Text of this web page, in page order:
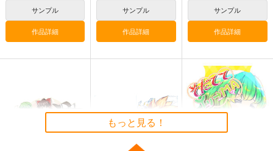
少女フラクタル
2,750
サンプル
サンプル
作品詳細
サンプル
作品詳細
サンプル
作品詳細
もっと見る！